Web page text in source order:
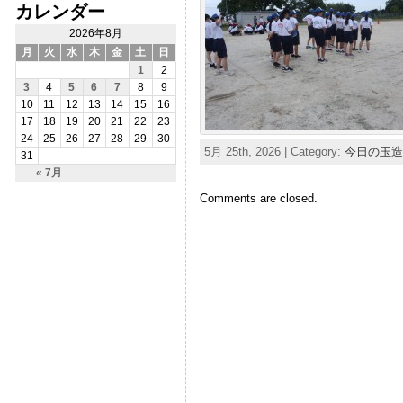
カレンダー
2026年8月
月
火 水 木 金 土 日
« 7月
1
2
3
4 5 6 7 8
9
10
11 12 13 14 15
16
17
18 19 20 21 22
23
24
25 26 27 28 29
30
31
5月 25th, 2026 | Category: 今日の玉
Comments are closed.